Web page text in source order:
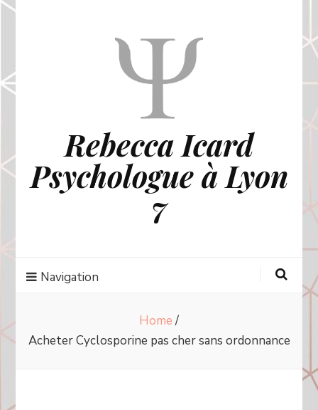
Rebecca Icard
Psychologue à Lyon
7
Navigation
Home /
Acheter Cyclosporine pas cher sans ordonnance